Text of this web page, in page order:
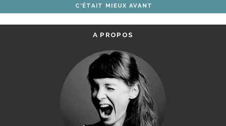
ARTICLES
C'ÉTAIT MIEUX AVANT
A PROPOS